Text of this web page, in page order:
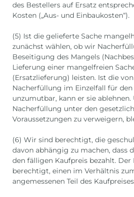
des Bestellers auf Ersatz
Kosten („Aus- und Einbaukosten“).
(5) Ist die gelieferte Sache
zunächst wählen, ob wir
Beseitigung des Mangels
Lieferung einer mangelfreien
(Ersatzlieferung) leisten. Ist die
Nacherfüllung im Einzelfall für
unzumutbar, kann er sie ablehnen.
Nacherfüllung unter den
Voraussetzungen zu verweigern,
(6) Wir sind berechtigt, die
davon abhängig zu machen, dass
den fälligen Kaufpreis bezahlt.
berechtigt, einen im Verhältnis
angemessenen Teil des